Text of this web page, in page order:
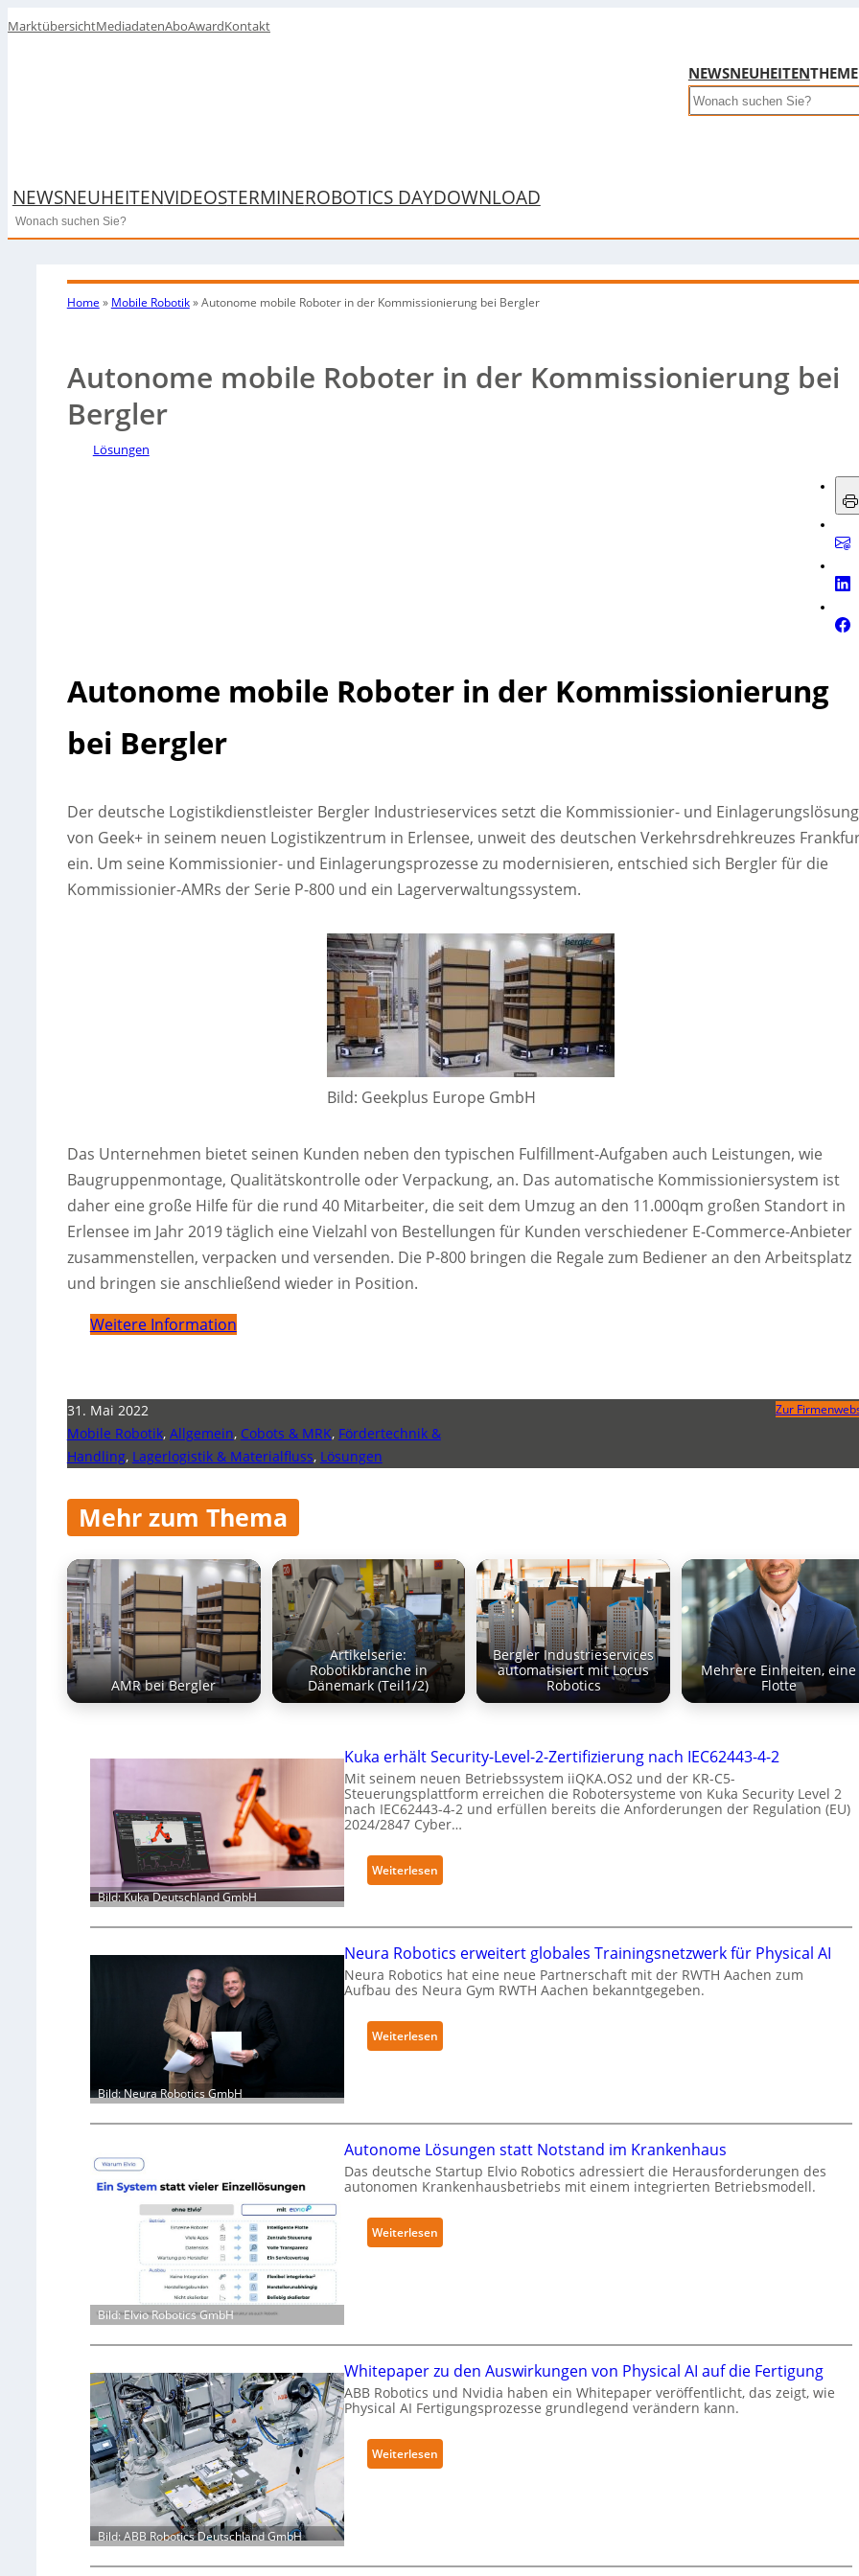
MarktübersichtMediadatenAboAwardKontakt
NEWSNEUHEITEN
Search
NEWSNEUHEITENVIDEOSTERMINEROBOTICS DAYDOWNLOAD
Search
Home » Mobile Robotik»Autonome mobile Roboter in der Kommissionierung bei Bergler
Autonome mobile Roboter in der Kommissionierung bei
Bergler
Lösungen
Autonome mobile Roboter in der Kommissionierung
bei Bergler
Der deutsche Logistikdienstleister Bergler Industrieservices setzt die Kommissionier- und Einlagerungslösung
von Geek+ in seinem neuen Logistikzentrum in Erlensee, unweit des deutschen Verkehrsdrehkreuzes
ein. Um seine Kommissionier- und Einlagerungsprozesse zu modernisieren, entschied sich Bergler für die
Kommissionier-AMRs der Serie P-800 und ein Lagerverwaltungssystem.
Bild: Geekplus Europe GmbH
Das Unternehmen bietet seinen Kunden neben den typischen Fulfillment-Aufgaben auch Leistungen, wie
Baugruppenmontage, Qualitätskontrolle oder Verpackung, an. Das automatische Kommissioniersystem ist
daher eine große Hilfe für die rund 40 Mitarbeiter, die seit dem Umzug an den 11.000qm großen Standort in
Erlensee im Jahr 2019 täglich eine Vielzahl von Bestellungen für Kunden verschiedener E-Commerce-Anbieter
zusammenstellen, verpacken und versenden. Die P-800 bringen die Regale zum Bediener an den Arbeitsplatz
und bringen sie anschließend wieder in Position.
Weitere Information
31. Mai 2022
Mobile Robotik, Allgemein, Cobots & MRK, Fördertechnik &
Handling, Lagerlogistik & Materialfluss, Lösungen
Zur
Mehr zum Thema
AMR bei Bergler
Artikelserie:
Robotikbranche in
Dänemark (Teil1/2)
Bergler Industrieservices
automatisiert mit Locus
Robotics
Mehrere Einheiten, eine
Flotte
Bild: Kuka Deutschland GmbH
Kuka erhält Security-Level-2-Zertifizierung nach IEC62443-4-2
Mit seinem neuen Betriebssystem iiQKA.OS2 und der KR-C5-
Steuerungsplattform erreichen die Robotersysteme von Kuka Security Level 2
nach IEC62443-4-2 und erfüllen bereits die Anforderungen der Regulation (EU)
2024/2847 Cyber…
Weiterlesen:
K
k
a
e
r
l
u
r
i
y
-
-
2
-
e
r
Bild: Neura Robotics GmbH
Neura Robotics erweitert globales Trainingsnetzwerk für Physical AI
Neura Robotics hat eine neue Partnerschaft mit der RWTH Aachen zum
Aufbau des Neura Gym RWTH Aachen bekanntgegeben.
Weiterlesen:
N
R
o
b
o
t
e
i
t
e
r
Bild: Elvio Robotics GmbH
Autonome Lösungen statt Notstand im Krankenhaus
Das deutsche Startup Elvio Robotics adressiert die Herausforderungen des
autonomen Krankenhausbetriebs mit einem integrierten Betriebsmodell.
Weiterlesen:
A
m
e
L
s
u
Bild: ABB Robotics Deutschland GmbH
Whitepaper zu den Auswirkungen von Physical AI auf die Fertigung
ABB Robotics und Nvidia haben ein Whitepaper veröffentlicht, das zeigt, wie
Physical AI Fertigungsprozesse grundlegend verändern kann.
Weiterlesen:
W